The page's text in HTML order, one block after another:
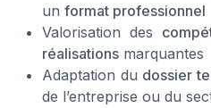
un format professionnel
Valorisation des
réalisations marquantes
Adaptation du dossier
de l’entreprise ou du